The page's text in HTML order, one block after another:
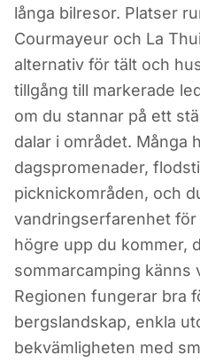
långa bilresor. Platser
Courmayeur och La
alternativ för tält och
tillgång till markerade
om du stannar på ett
dalar i området. Många
dagspromenader,
picknickområden, och
vandringserfarenhet för
högre upp du kommer,
sommarcamping känns
Regionen fungerar bra
bergslandskap, enkla
bekvämligheten med